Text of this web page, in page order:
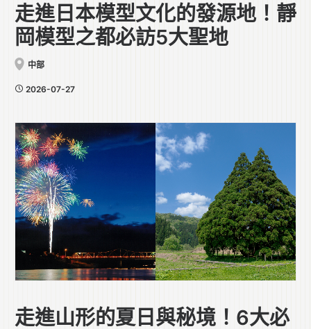
走進日本模型文化的發源地！靜
岡模型之都必訪5大聖地
中部
2026-07-27
走進山形的夏日與秘境！6大必